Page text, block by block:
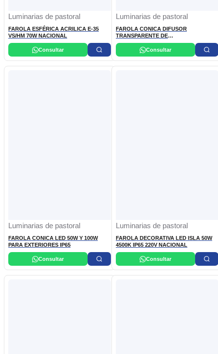
Luminarias de pastoral
FAROLA ESFÉRICA ACRILICA E-35
VS/HM 70W NACIONAL
Consultar
Luminarias de pastoral
FAROLA CONICA DIFUSOR
TRANSPARENTE DE
(70W/80W/125W/150W) NACIONAL
Consultar
Luminarias de pastoral
FAROLA CONICA LED 50W Y 100W
PARA EXTERIORES IP65
Consultar
Luminarias de pastoral
FAROLA DECORATIVA LED ISLA 50W
4500K IP65 220V NACIONAL
Consultar